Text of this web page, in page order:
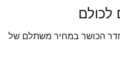
לכולם
הכושר במחיר משתלם של